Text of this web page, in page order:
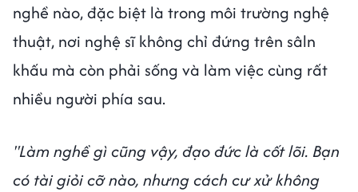
nghề nào, đặc biệt là trong môi trường nghệ
thuật, nơi nghệ sĩ không chỉ đứng trên sâln
khấu mà còn phải sống và làm việc cùng rất
nhiều người phía sau.
"Làm nghề gì cũng vậy, đạo đức là cốt lõi. Bạn
có tài giỏi cỡ nào, nhưng cách cư xử không